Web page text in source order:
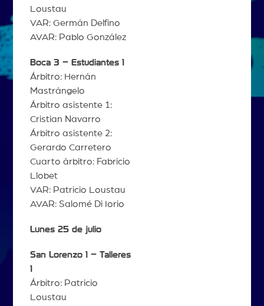
Loustau
VAR: Germán Delfino
AVAR: Pablo González
Boca 3 – Estudiantes 1
Árbitro: Hernán
Mastrángelo
Árbitro asistente 1:
Cristian Navarro
Árbitro asistente 2:
Gerardo Carretero
Cuarto árbitro: Fabricio
Llobet
VAR: Patricio Loustau
AVAR: Salomé Di Iorio
Lunes 25 de julio
San Lorenzo 1 – Talleres
1
Árbitro: Patricio
Loustau